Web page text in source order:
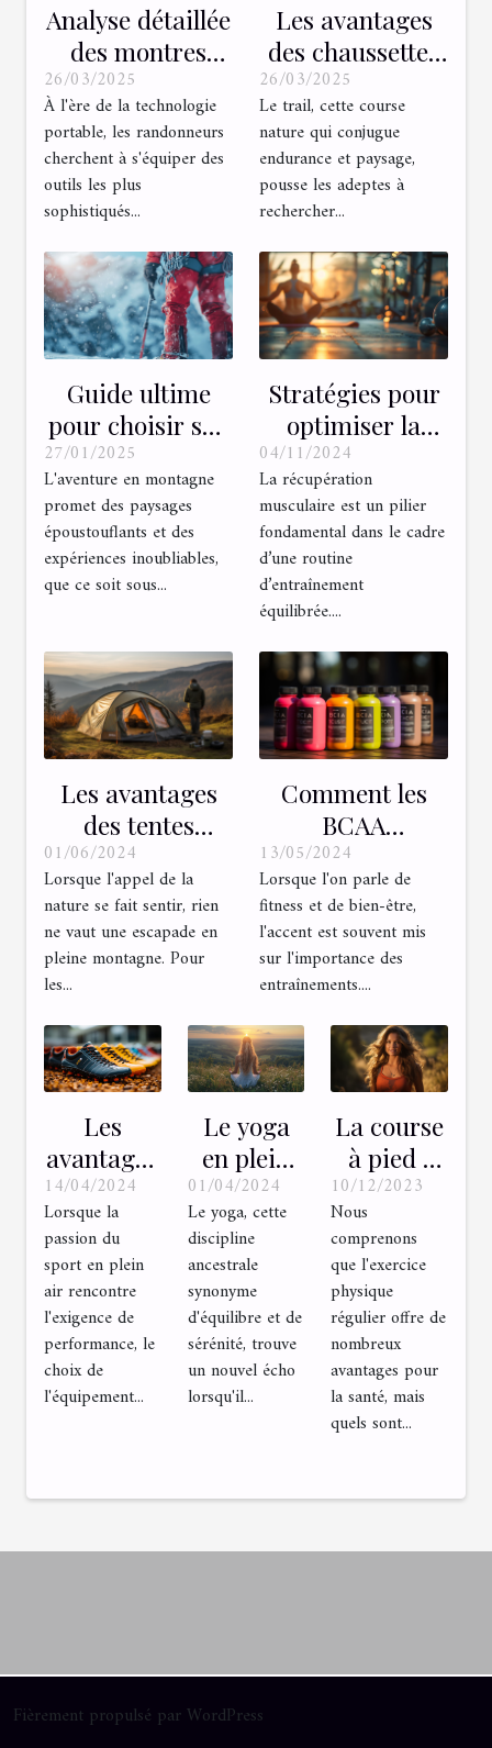
Analyse détaillée
des montres
GPS pour
randonneurs en
2023
26/03/2025
À l'ère de la technologie
portable, les randonneurs
cherchent à s'équiper des
outils les plus
sophistiqués...
Les avantages
des chaussettes
hautes pour le
trail en noir
26/03/2025
Le trail, cette course
nature qui conjugue
endurance et paysage,
pousse les adeptes à
rechercher...
Guide ultime
pour choisir son
équipement de
montagne en
hiver et été
27/01/2025
L'aventure en montagne
promet des paysages
époustouflants et des
expériences inoubliables,
que ce soit sous...
Stratégies pour
optimiser la
récupération
musculaire
après
l'entraînement
04/11/2024
La récupération
musculaire est un pilier
fondamental dans le cadre
d’une routine
d’entraînement
équilibrée....
Les avantages
des tentes
gonflables pour
les amateurs de
trekking :
rapidité et
confort en pleine
nature
01/06/2024
Lorsque l'appel de la
nature se fait sentir, rien
ne vaut une escapade en
pleine montagne. Pour
les...
Comment les
BCAA
améliorent-ils la
récupération
musculaire
après des
entraînements
en plein air ?
13/05/2024
Lorsque l'on parle de
fitness et de bien-être,
l'accent est souvent mis
sur l'importance des
entraînements....
Les
avantages
des
crampons
pour les
terrains
extérieurs
:
Comment
choisir le
pour vos
14/04/2024
Lorsque la
passion du
sport en plein
air rencontre
l'exigence de
performance, le
choix de
l'équipement...
Le yoga
en plein
air : allier
forme
physique
et
connexion
avec la
nature
01/04/2024
Le yoga, cette
discipline
ancestrale
synonyme
d'équilibre et de
sérénité, trouve
un nouvel écho
lorsqu'il...
La course
à pied :
pourquoi
pratiquer
?
10/12/2023
Nous
comprenons
que l'exercice
physique
régulier offre de
nombreux
avantages pour
la santé, mais
quels sont...
Fièrement propulsé par WordPress